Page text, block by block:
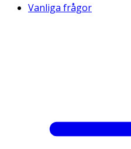
Vanliga frågor